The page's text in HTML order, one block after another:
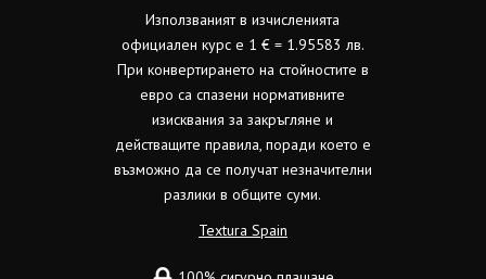
Използваният в изчисленията
официален курс е 1 € = 1.95583 лв.
При конвертирането на стойностите в
евро са спазени нормативните
изисквания за закръгляне и
действащите правила, поради което е
възможно да се получат незначителни
разлики в общите суми.
Textura Spain